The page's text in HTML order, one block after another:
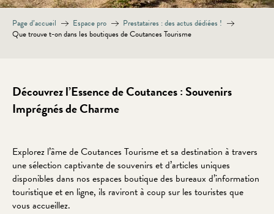
Page d’accueil Espace pro
Prestataires : des actus dédiées !
Que trouve t-on dans les boutiques de Coutances Tourisme
Découvrez l’Essence de Coutances : Souvenirs
Imprégnés de Charme
Explorez l’âme de Coutances Tourisme et sa destination à travers
une sélection captivante de souvenirs et d’articles uniques
disponibles dans nos espaces boutique des bureaux d’information
touristique et en ligne, ils raviront à coup sur les touristes que
vous accueillez.